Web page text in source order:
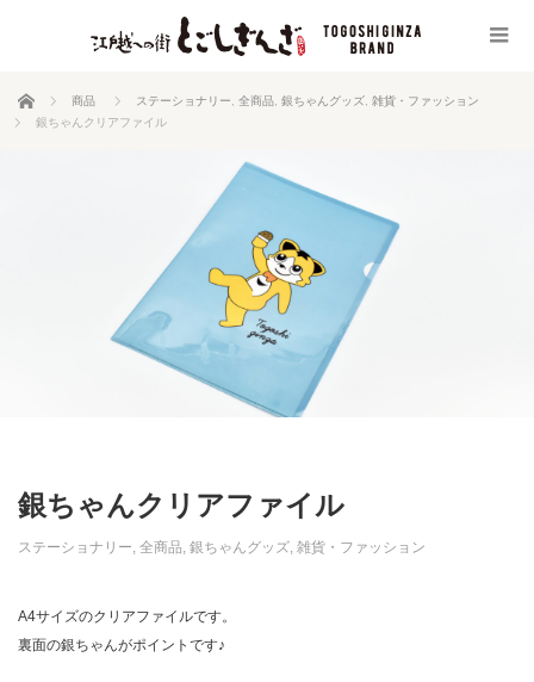
ホーム 商品 ステーショナリー 全商品 銀ちゃんグッズ 雑貨・ファッション
銀ちゃんクリアファイル
銀ちゃんクリアファイル
ステーショナリー, 全商品, 銀ちゃんグッズ, 雑貨・ファッション
A4サイズのクリアファイルです。
裏面の銀ちゃんがポイントです♪